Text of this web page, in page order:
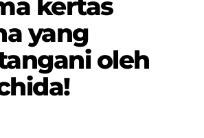
kertas
yang
oleh